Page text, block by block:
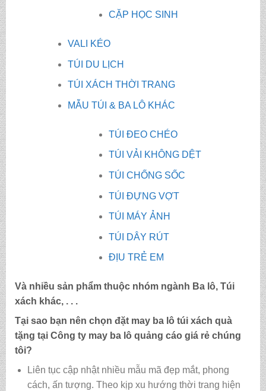
CẶP HỌC SINH
VALI KÉO
TÚI DU LỊCH
TÚI XÁCH THỜI TRANG
MẪU TÚI & BA LÔ KHÁC
TÚI ĐEO CHÉO
TÚI VẢI KHÔNG DỆT
TÚI CHỐNG SỐC
TÚI ĐỰNG VỢT
TÚI MÁY ẢNH
TÚI DÂY RÚT
ĐỊU TRẺ EM
Và nhiều sản phẩm thuộc nhóm ngành Ba lô, Túi
xách khác, . . .
Tại sao bạn nên chọn đặt may ba lô túi xách quà
tặng tại Công ty mayba lô quảng cáo giá rẻchúng
tôi?
Liên tục cập nhật nhiều mẫu mã đẹp mắt, phong
cách, ấn tượng. Theo kịp xu hướng thời trang hiện